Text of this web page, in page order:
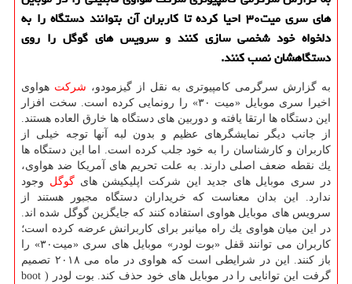
های سری میت۳۰ احیا كرده تا كاربران آن بتوانند دستگاه را به
دلخواه خود شخصی سازی كنند و سرویس های گوگل را روی
دستگاهشان نصب كنند.
به گزارش سرگرمی كامپیوتری به نقل از گیزمودو، شركت هواوی
اخیرا سری موبایل «میت ۳۰» را رونمایی كرده است. سخت افزار
این دستگاه ها ارتقا یافته و دوربین های دستگاه ها خارق العاده هستند.
از جانب دیگر نمایشگرهای عظیم و بدون لبه آنها توجه خیلی از
كاربران و كارشناسان را به خود جلب كرده است. اما این دستگاه ها
یك نقطه ضعف اصلی دارند. به علت تحریم های آمریكا ضد هواوی،
در سری موبایل های جدید این شركت اپلیكیشن هایگوگل وجود
ندارد. این بدان معناست كه خریداران دستگاه مجبور هستند از
سرویس های موبایل هواوی استفاده كنند كه جایگزین گوگل شده اند.
در این میان هواوی یك راه میانبر برای كاربرانش عرضه كرده است؛
كاربران می توانند قفل «بوت لودر» موبایل های سری «میت۳۰» را
باز كنند. این در شرایطی است كه هواوی در ماه می ۲۰۱۸ تصمیم
گرفت این توانایی را در موبایل های خود حذف كند. بوت لودر ( boot